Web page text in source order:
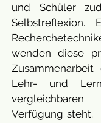
und Schüler
Selbstreflexion.
wenden diese
Lehr- und
Verfügung steht.